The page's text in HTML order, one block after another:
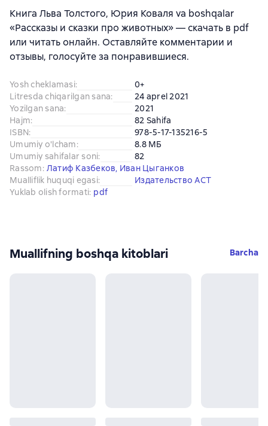
Книга Льва Толстого, Юрия Коваля va boshqalar
«Рассказы и сказки про животных» — скачать в pdf
или читать онлайн. Оставляйте комментарии и
отзывы, голосуйте за понравившиеся.
Yosh cheklamasi:
0+
Litresda chiqarilgan sana:
24 aprel 2021
Yozilgan sana:
2021
Hajm:
82 Sahifa
ISBN:
978-5-17-135216-5
Umumiy o'lcham:
8.8 МБ
Umumiy sahifalar soni:
82
Rassom: Латиф Казбеков, Иван Цыганков
Mualliflik huquqi egasi:
Издательство АСТ
Yuklab olish formati: pdf
Muallifning boshqa kitoblari Barcha